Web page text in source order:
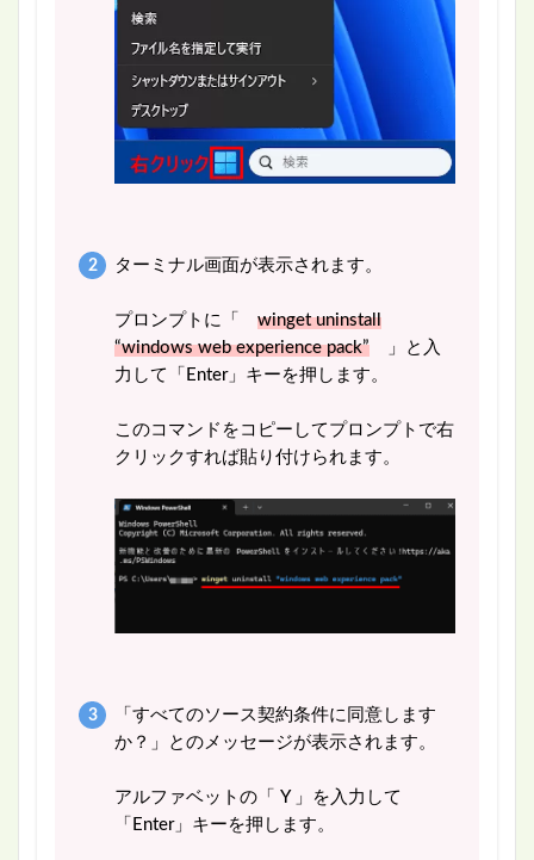
ターミナル画面が表示されます。
プロンプトに「 winget uninstall
“windows web experience pack”」と入
力して「Enter」キーを押します。
このコマンドをコピーしてプロンプトで右
クリックすれば貼り付けられます。
「すべてのソース契約条件に同意します
か？」とのメッセージが表示されます。
アルファベットの「 Y 」を入力して
「Enter」キーを押します。